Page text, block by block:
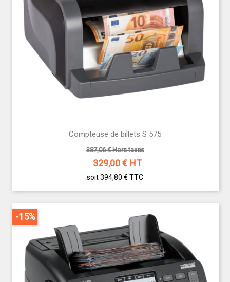
Compteuse de billets S 575
387,06 € Hors taxes
329,00€ HT
soit 394,80 € TTC
-15%